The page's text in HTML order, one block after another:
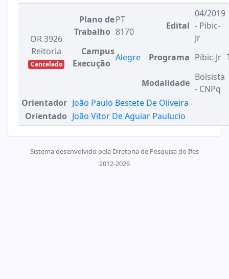
OR 3926
Reitoria
Cancelado
Plano de
Trabalho
PT
8170
Edital
04/2019
- Pibic-
Jr
Campus
Execução
Alegre Programa Pibic-Jr
Modalidade
Bolsista
- CNPq
Orientador João Paulo Bestete De Oliveira
Orientado João Vitor De Aguiar Paulucio
Sistema desenvolvido pela Diretoria de Pesquisa do Ifes
2012-2026